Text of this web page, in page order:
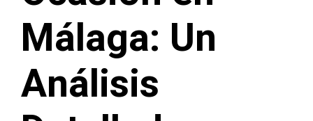
Málaga: Un
Análisis